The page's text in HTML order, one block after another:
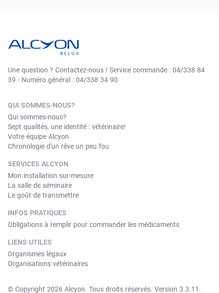
Une question ? Contactez-nous ! Service commande : 04/338 84
39 - Numéro général : 04/338 34 90
QUI SOMMES-NOUS?
Qui sommes-nous?
Sept qualités, une identité : vétérinaire!
Votre équipe Alcyon
Chronologie d'un rêve un peu fou
SERVICES ALCYON
Mon installation sur-mesure
La salle de séminaire
Le goût de transmettre
INFOS PRATIQUES
Obligations à remplir pour commander les médicaments
LIENS UTILES
Organismes légaux
Organisations vétérinaires
© Copyright 2026 Alcyon. Tous droits réservés. Version 3.3.11.